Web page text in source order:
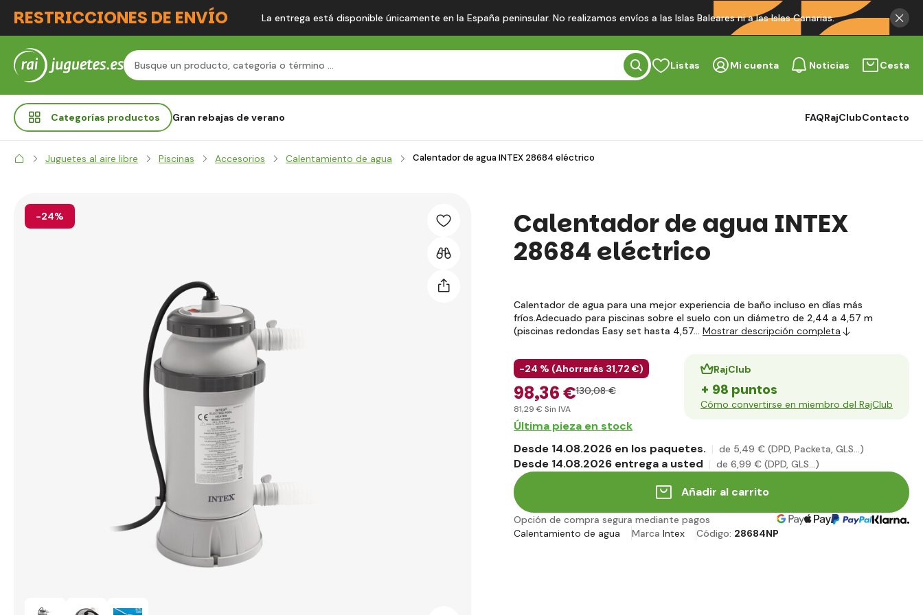
RESTRICCIONES DE ENVÍO La entrega está disponible únicamente en la España peninsular. No realizamos envíos a las Islas Baleares ni a las Islas Canarias.
Listas Mi cuenta Noticias Cesta
Categorías productos Gran rebajas de verano FAQRajClubContacto
Juguetes al aire libre Piscinas Accesorios Calentamiento de agua Calentador de agua INTEX 28684 eléctrico
-24%
Calentador de agua INTEX
28684 eléctrico
Calentador de agua para una mejor experiencia de baño incluso en días más
fríos.Adecuado para piscinas sobre el suelo con un diámetro de 2,44 a 4,57 m
(piscinas redondas Easy set hasta 4,57… Mostrar descripción completa
-24 % (Ahorrarás 31,72 €)
98,36 €130,08 €
81,29 € Sin IVA
RajClub
+ 98 puntos
Cómo convertirse en miembro del RajClub
Última pieza en stock
Desde 14.08.2026 en los paquetes.
de 5,49 € (DPD, Packeta, GLS...)
Desde 14.08.2026 entrega a usted de 6,99 € (DPD, GLS...)
Añadir al carrito
Opción de compra segura mediante pagos
Calentamiento de agua
Marca Intex Código: 28684NP